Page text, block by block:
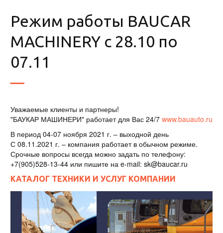
Режим работы BAUCAR
MACHINERY с 28.10 по
07.11
Уважаемые клиенты и партнеры!
"БАУКАР МАШИНЕРИ" работает для Вас 24/7 www.bauauto.ru
В период 04-07 ноября 2021 г. – выходной день
С 08.11.2021 г. – компания работает в обычном режиме.
Срочные вопросы всегда можно задать по телефону:
+7(905)528-13-44 или пишите на e-mail: sk@baucar.ru
КАТАЛОГ ТЕХНИКИ И УСЛУГ КОМПАНИИ